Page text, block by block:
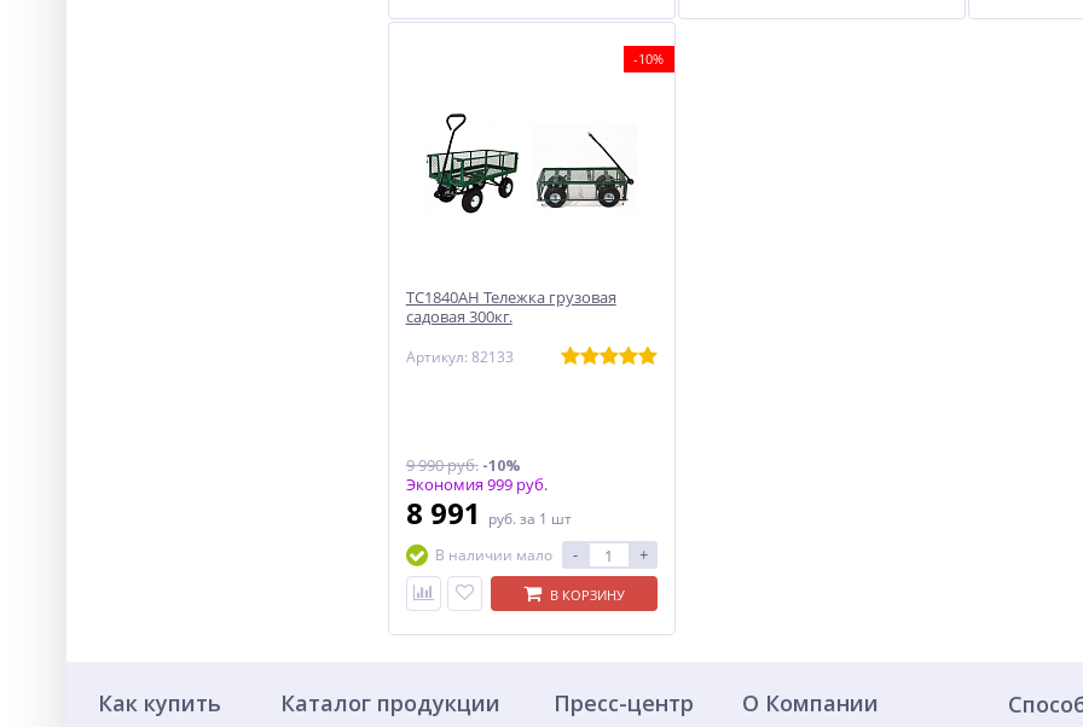
-10%
ТС1840АН Тележка грузовая
садовая 300кг.
Артикул: 82133
9 990 руб.-10%
Экономия 999 руб.
8 991 руб. за 1 шт
В наличии мало
- +
В КОРЗИНУ
Как купить Каталог продукции Пресс-центр О Компании